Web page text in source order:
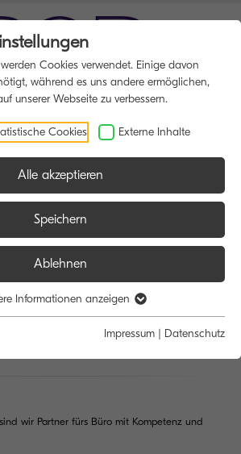
bei der BÜRO
BRÜGGERT
wir Partner fürs Büro mit Kompetenz und
Cookies verwendet. Einige davon
während es uns andere ermöglichen,
unserer Webseite zu verbessern.
Cookies Externe Inhalte
Alle akzeptieren
Speichern
Ablehnen
Informationen anzeigen
Impressum | Datenschutz